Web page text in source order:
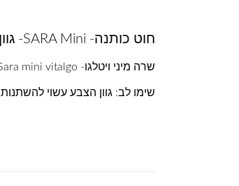
חוט כותנה- SARA Mini- גוון 7288
שרה מיני ויטלגו- Sara mini vitalgo
שימו לב: גוון הצבע עשוי